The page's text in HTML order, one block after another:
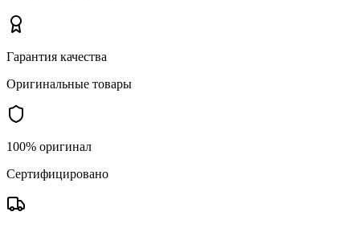
Гарантия качества
Оригинальные товары
100% оригинал
Сертифицировано